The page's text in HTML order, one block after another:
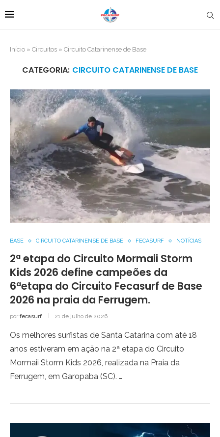
Início » Circuitos » Circuito Catarinense de Base
CATEGORIA: CIRCUITO CATARINENSE DE BASE
BASE CIRCUITO CATARINENSE DE BASE FECASURF NOTÍCIAS
2ª etapa do Circuito Mormaii Storm
Kids 2026 define campeões da
6ªetapa do Circuito Fecasurf de Base
2026 na praia da Ferrugem.
por fecasurf 21 de julho de 2026
Os melhores surfistas de Santa Catarina com até 18
anos estiveram em ação na 2ª etapa do Circuito
Mormaii Storm Kids 2026, realizada na Praia da
Ferrugem, em Garopaba (SC). …